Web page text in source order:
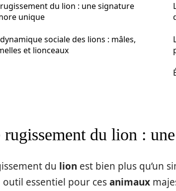
du lion : une signature
unique
sociale des lions : mâles,
et lionceaux
rugissement du lion :
du lion est bien plus qu’un
outil essentiel pour cesanimaux